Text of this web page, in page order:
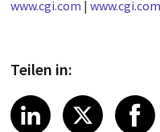
www.cgi.com |
Teilen in:
Share article
LinkedIn
Share
X